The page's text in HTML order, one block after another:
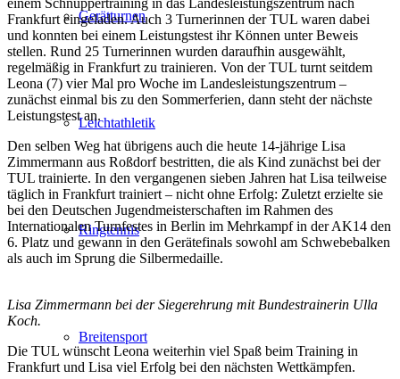
Gerätturnen
Leichtathletik
Ringtennis
Breitensport
Frankfurt eingeladen. Auch 3 Turnerinnen der TUL waren dabei
und konnten bei einem Leistungstest ihr Können unter Beweis
stellen. Rund 25 Turnerinnen wurden daraufhin ausgewählt,
regelmäßig in Frankfurt zu trainieren. Von der TUL turnt seitdem
Leona (7) vier Mal pro Woche im Landesleistungszentrum –
zunächst einmal bis zu den Sommerferien, dann steht der nächste
Leistungstest an.
Den selben Weg hat übrigens auch die heute 14-jährige Lisa
Zimmermann aus Roßdorf bestritten, die als Kind zunächst bei der
TUL trainierte. In den vergangenen sieben Jahren hat Lisa teilweise
täglich in Frankfurt trainiert – nicht ohne Erfolg: Zuletzt erzielte sie
bei den Deutschen Jugendmeisterschaften im Rahmen des
Internationalen Turnfestes in Berlin im Mehrkampf in der AK14 den
6. Platz und gewann in den Gerätefinals sowohl am Schwebebalken
als auch im Sprung die Silbermedaille.
Lisa Zimmermann bei der Siegerehrung mit Bundestrainerin Ulla
Koch.
Die TUL wünscht Leona weiterhin viel Spaß beim Training in
Frankfurt und Lisa viel Erfolg bei den nächsten Wettkämpfen.